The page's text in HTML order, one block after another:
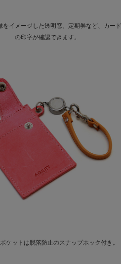
をイメージした透明窓。定期券など、カード
の印字が確認できます。
ケットは脱落防止のスナップホック付き。